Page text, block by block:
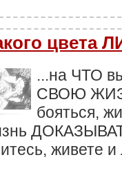
цвета
...на ЧТО
СВОЮ
бояться,
живете